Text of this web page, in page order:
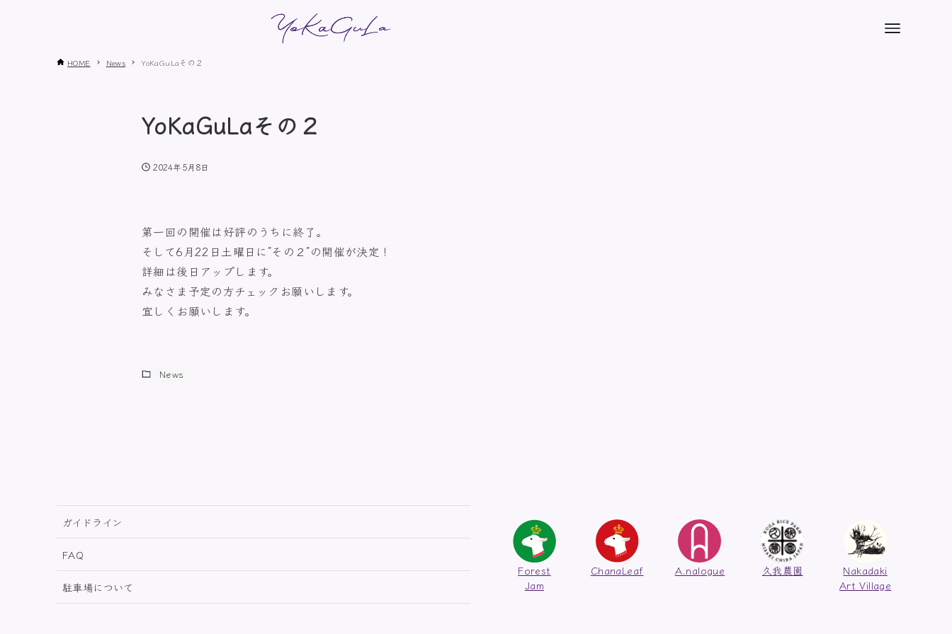
HOME News YoKaGuLaその２
YoKaGuLaその２
2024年5月8日
第一回の開催は好評のうちに終了。
そして6月22日土曜日に”その２”の開催が決定！
詳細は後日アップします。
みなさま予定の方チェックお願いします。
宜しくお願いします。
News
ガイドライン
FAQ
駐車場について
Forest
Jam
ChanaLeaf A.nalogue 久我農園
Nakadaki
Art Village